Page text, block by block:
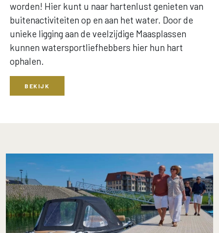
worden! Hier kunt u naar hartenlust genieten van
buitenactiviteiten op en aan het water. Door de
unieke ligging aan de veelzijdige Maasplassen
kunnen watersportliefhebbers hier hun hart
ophalen.
BEKIJK